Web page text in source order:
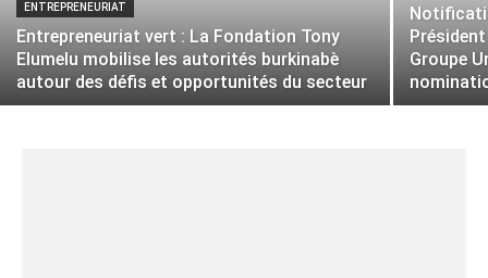
ENTREPRENEURIAT
Entrepreneuriat vert : La Fondation Tony
Elumelu mobilise les autorités burkinabè
autour des défis et opportunités du secteur
Groupe